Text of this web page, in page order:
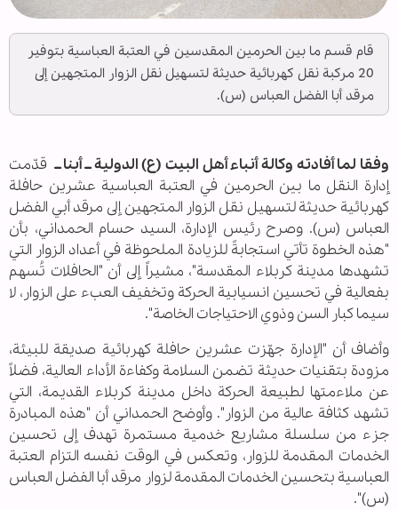
قام قسم ما بين الحرمین المقدسين في العتبة العباسیة بتوفير
20 مركبة نقل كهربائية حديثة لتسهيل نقل الزوار المتجهين إلى
مرقد أبا الفضل العباس (س).
وفقا لما أفادته وكالة أنباء أهل البيت (ع) الدولية ــ أبنا ــ قدّمت
إدارة النقل ما بین الحرمين في العتبة العباسیة عشرين حافلة
كهربائية حديثة لتسهيل نقل الزوار المتجهين إلى مرقد أبي الفضل
العباس (س). وصرح رئيس الإدارة، السيد حسام الحمداني، بأن
"هذه الخطوة تأتي استجابةً للزيادة الملحوظة في أعداد الزوار التي
تشهدها مدينة كربلاء المقدسة"، مشيراً إلى أن "الحافلات تُسهم
بفعالية في تحسين انسيابية الحركة وتخفيف العبء على الزوار، لا
سيما كبار السن وذوي الاحتياجات الخاصة".
وأضاف أن "الإدارة جهّزت عشرين حافلة كهربائية صديقة للبيئة،
مزودة بتقنيات حديثة تضمن السلامة وكفاءة الأداء العالية، فضلاً
عن ملاءمتها لطبيعة الحركة داخل مدينة كربلاء القديمة، التي
تشهد كثافة عالية من الزوار". وأوضح الحمداني أن "هذه المبادرة
جزء من سلسلة مشاريع خدمية مستمرة تهدف إلى تحسين
الخدمات المقدمة للزوار، وتعكس في الوقت نفسه التزام العتبة
العباسیة بتحسين الخدمات المقدمة لزوار مرقد أبا الفضل العباس
(س)".